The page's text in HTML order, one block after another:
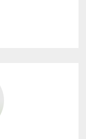
UFAM.
em Supletivos e